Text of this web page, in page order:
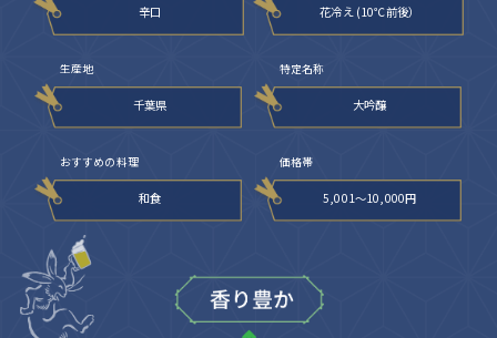
辛口 花冷え (10℃前後）
生産地
千葉県
特定名称
大吟醸
おすすめの料理
和食
価格帯
5,001〜10,000円